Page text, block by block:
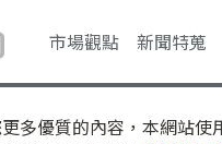
市場觀點 新聞特蒐
多優質的內容，本網站